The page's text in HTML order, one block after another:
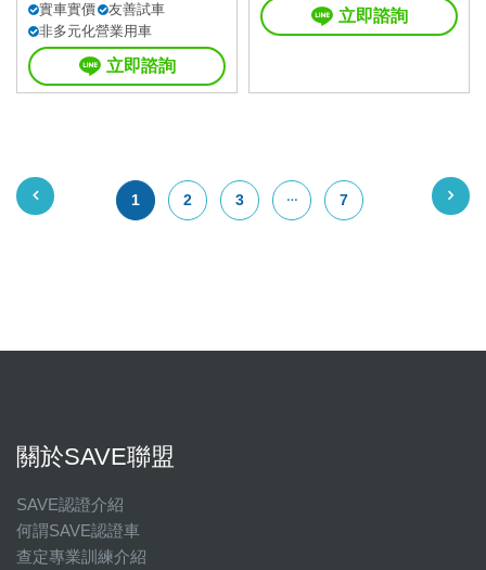
實車實價
友善試車
非多元化營業用車
立即諮詢
立即諮詢
1 2 3 7
關於SAVE聯盟
SAVE認證介紹
何謂SAVE認證車
查定專業訓練介紹